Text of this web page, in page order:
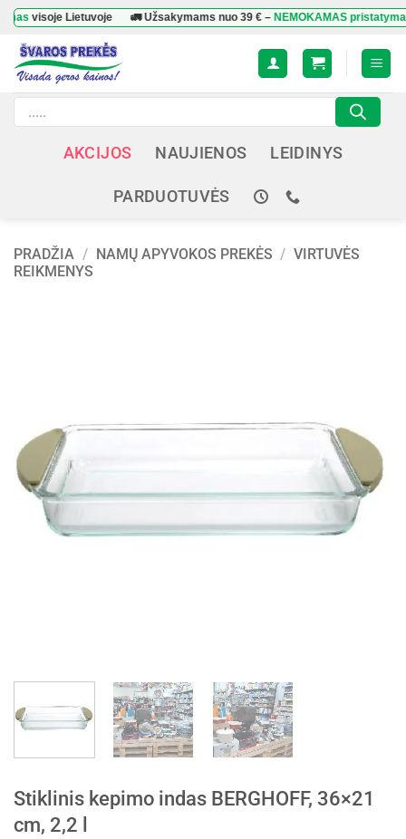
Skip
content
visoje Lietuvoje 🚛 Užsakymams nuo39 €–NEMOKAMAS pristatymas
Products
search
AKCIJOS NAUJIENOS LEIDINYS
PARDUOTUVĖS
PRADŽIA / NAMŲ APYVOKOS PREKĖS / VIRTUVĖS
REIKMENYS
Stiklinis kepimo indas BERGHOFF, 36×21
cm, 2,2 l